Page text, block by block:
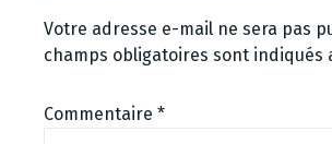
Votre adresse e-mail ne sera pas
champs obligatoires sont indiqués
Commentaire *